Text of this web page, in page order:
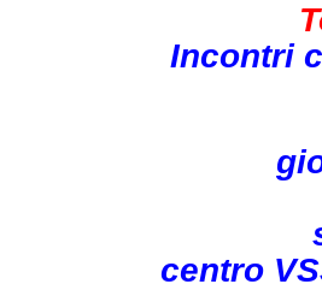
Incontri
centro